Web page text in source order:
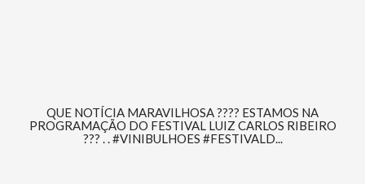
QUE NOTÍCIA MARAVILHOSA ???? ESTAMOS NA
PROGRAMAÇÃO DO FESTIVAL LUIZ CARLOS RIBEIRO
??? . . #VINIBULHOES #FESTIVALD...